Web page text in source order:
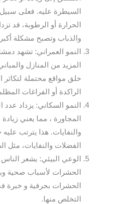
السيطرة عليه. فعلى
الحرارة أو الرطوبة، قد
والذباب وتصبح مشكلة
النمو العمراني: تشهد
المزيد من المنازل
خلق مواقع محتملة
الراكدة أو الفراغات
النمو السكاني: يزداد
المجاورة ، مما يعني
والنفايات. هذا يترتب
الفضلات والنفايات، مثل
الوعي البيئي: يشعر
الحشرات لأسباب صحية
الحشرات بحرفية و خبرة
التخلص منها.